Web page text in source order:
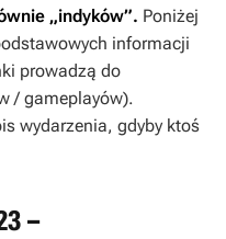
„indyków”. Poniżej
informacji
prowadzą do
/ gameplayów).
wydarzenia, gdyby ktoś
–